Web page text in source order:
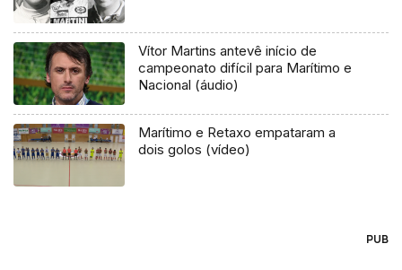
Vítor Martins antevê início de
campeonato difícil para Marítimo e
Nacional (áudio)
Marítimo e Retaxo empataram a
dois golos (vídeo)
PUB